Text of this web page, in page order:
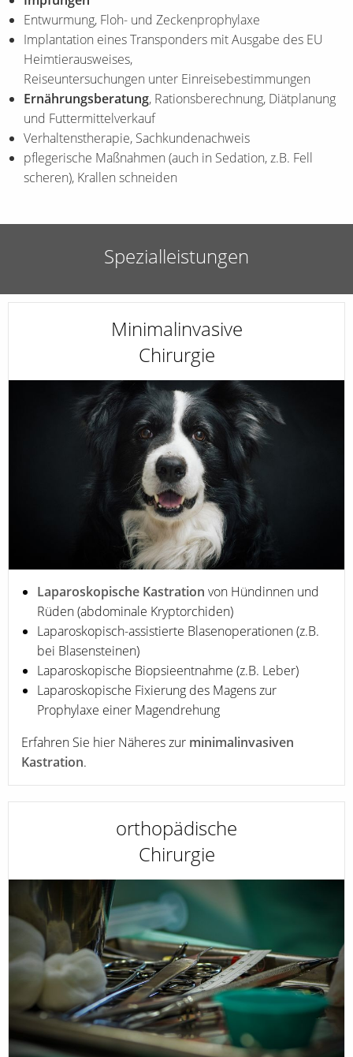
Entwurmung, Floh- und Zeckenprophylaxe
Implantation eines Transponders mit Ausgabe des EU
Heimtierausweises,
Reiseuntersuchungen unter Einreisebestimmungen
Ernährungsberatung, Rationsberechnung, Diätplanung
und Futtermittelverkauf
Verhaltenstherapie, Sachkundenachweis
pflegerische Maßnahmen (auch in Sedation, z.B. Fell
scheren), Krallen schneiden
Spezialleistungen
Minimalinvasive
Chirurgie
Laparoskopische Kastration von Hündinnen und
Rüden (abdominale Kryptorchiden)
Laparoskopisch-assistierte Blasenoperationen (z.B.
bei Blasensteinen)
Laparoskopische Biopsieentnahme (z.B. Leber)
Laparoskopische Fixierung des Magens zur
Prophylaxe einer Magendrehung
Erfahren Sie hier Näheres zur minimalinvasiven
Kastration.
orthopädische
Chirurgie